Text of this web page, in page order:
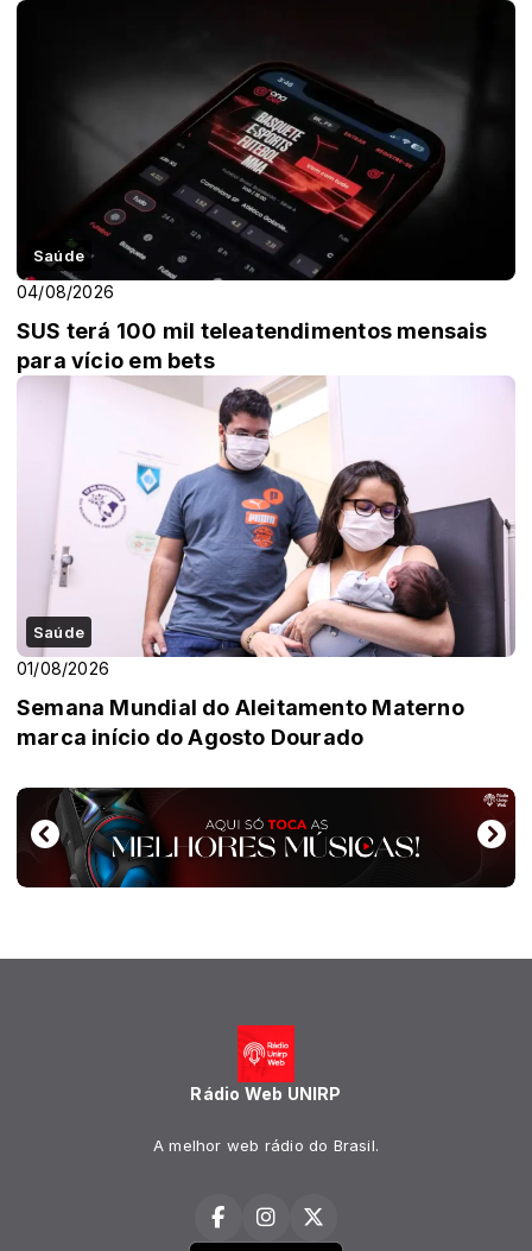
Saúde
04/08/2026
SUS terá 100 mil teleatendimentos mensais
para vício em bets
Saúde
01/08/2026
Semana Mundial do Aleitamento Materno
marca início do Agosto Dourado
Rádio Web UNIRP
A melhor web rádio do Brasil.